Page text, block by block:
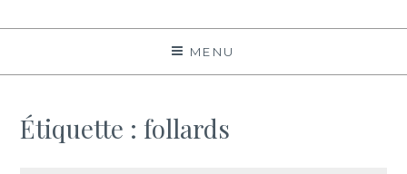
MENU
Étiquette :follards